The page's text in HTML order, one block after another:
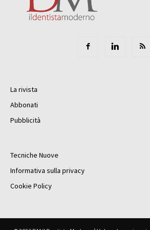
La rivista
Abbonati
Pubblicità
Tecniche Nuove
Informativa sulla privacy
Cookie Policy